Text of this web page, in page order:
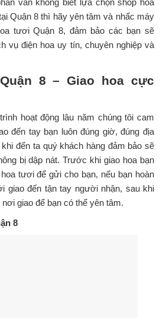
Quận 8 thì hãy yên tâm và nhấc máy
tươi Quận 8, đảm bảo các bạn sẽ
vụ điện hoa uy tín, chuyên nghiệp và
8 – Giao hoa cực
hoạt động lâu năm chúng tôi cam
đến tay bạn luôn đúng giờ, đúng địa
đến ta quý khách hàng đảm bảo sẽ
bị dập nát. Trước khi giao hoa bạn
tươi để gửi cho bạn, nếu bạn hoàn
giao đến tận tay người nhận, sau khi
giao để bạn có thể yên tâm.
8